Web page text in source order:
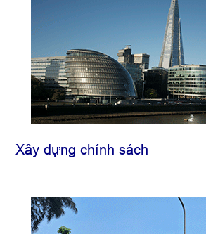
Xây dựng chính sách